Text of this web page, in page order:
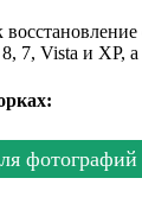
7, Vista и XP,
фотографий